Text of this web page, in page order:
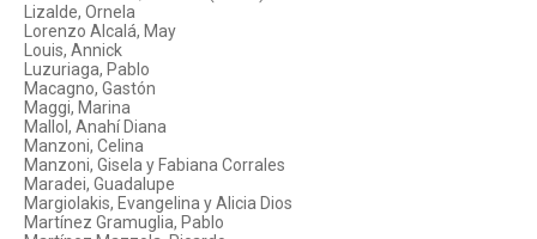
Lizalde, Ornela
Lorenzo Alcalá, May
Louis, Annick
Luzuriaga, Pablo
Macagno, Gastón
Maggi, Marina
Mallol, Anahí Diana
Manzoni, Celina
Manzoni, Gisela y Fabiana Corrales
Maradei, Guadalupe
Margiolakis, Evangelina y Alicia Dios
Martínez Gramuglia, Pablo